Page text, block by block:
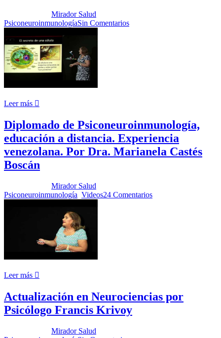
Mirador Salud
PsiconeuroinmunologíaSin Comentarios
Leer más
Diplomado de Psiconeuroinmunología,
educación a distancia. Experiencia
venezolana. Por Dra. Marianela Castés
Boscán
Mirador Salud
Psiconeuroinmunología Videos24 Comentarios
Leer más
Actualización en Neurociencias por
Psicólogo Francis Krivoy
Mirador Salud